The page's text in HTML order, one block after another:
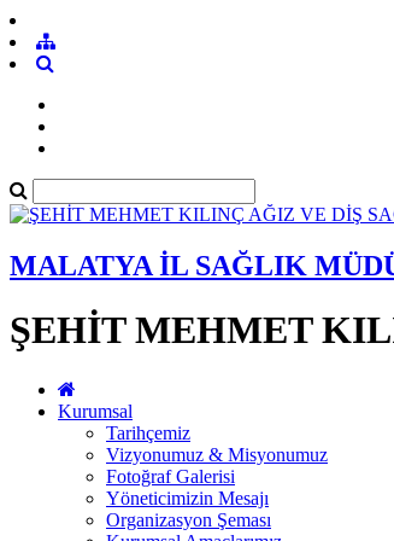
MALATYA İL SAĞLIK
ŞEHİT MEHMET
Kurumsal
Tarihçemiz
Vizyonumuz & Misyonumuz
Fotoğraf Galerisi
Yöneticimizin Mesajı
Organizasyon Şeması